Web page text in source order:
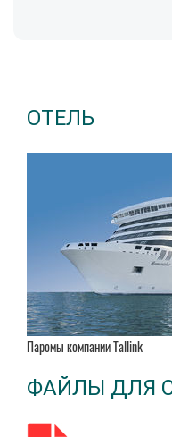
ОТЕЛЬ
Паромы компании Tallink
ФАЙЛЫ ДЛЯ